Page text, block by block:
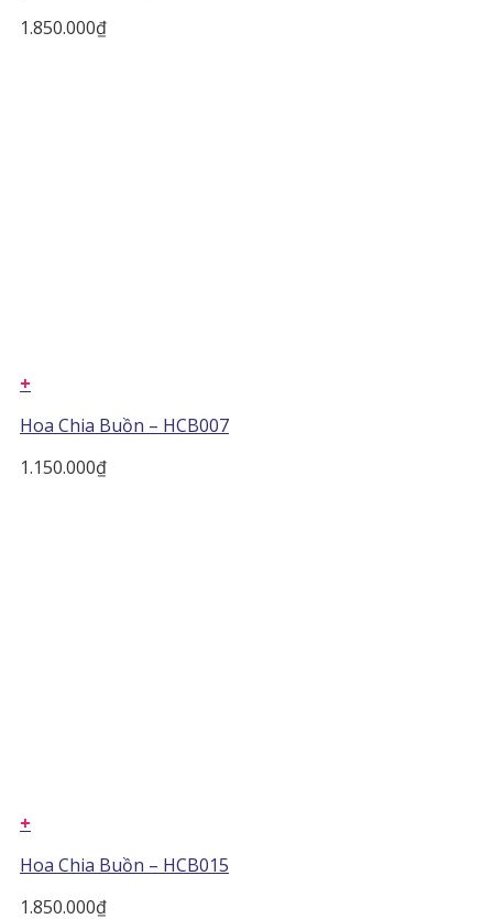
1.850.000₫
+
Hoa Chia Buồn – HCB007
1.150.000₫
+
Hoa Chia Buồn – HCB015
1.850.000₫